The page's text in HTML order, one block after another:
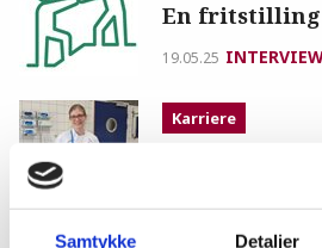
Samtykke Detaljer
En fritstilling
19.05.25
Karriere
diagnosen